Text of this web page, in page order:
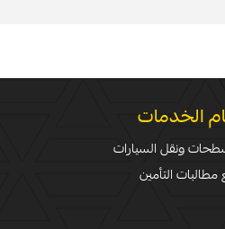
الخدمات
ونقل السيارات
مطالبات التأمين